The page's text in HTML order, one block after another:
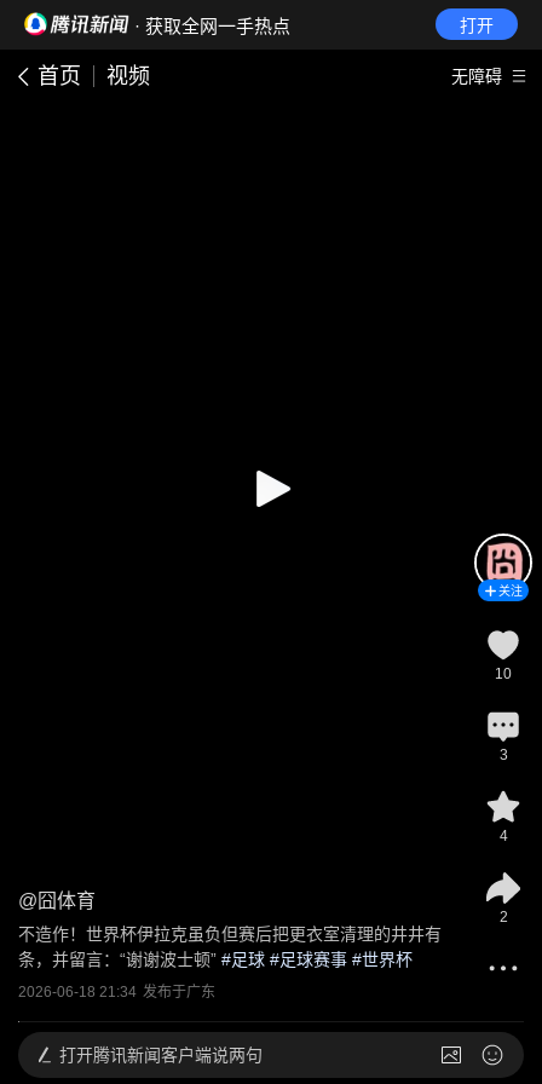
· 获取全网一手热点 打开
首页 视频 无障碍
@ 囧体育
不造作！世界杯伊拉克虽负但赛后把更衣室清理的井井有
条，并留言：“谢谢波士顿” #足球 #足球赛事 #世界杯
2026-06-18 21:34 发布于广东
关注
10
3
4
2
打开腾讯新闻客户端说两句